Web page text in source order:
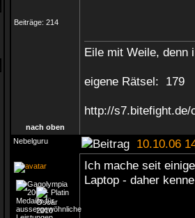
Beiträge: 214
Eile mit Weile, denn
eigene Rätsel: 179
http://s7.bitefight.de/
nach oben
Nebelguru
10.10.06
Ich mache seit
Laptop - daher